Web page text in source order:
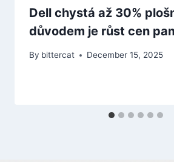
Dell chystá až 30%
důvodem je růst cen
By bittercat December 15, 2025